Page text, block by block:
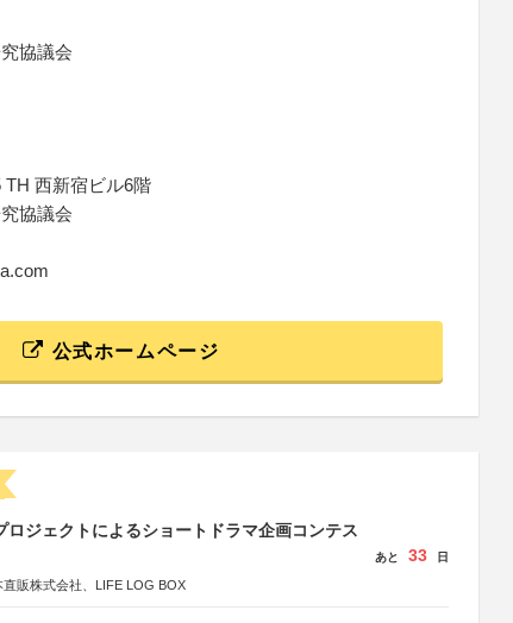
協議会
西新宿ビル6階
協議会
公式ホームページ
ロジェクトによるショートドラマ企画コンテス
販株式会社、LIFE LOG BOX
あと 33 日